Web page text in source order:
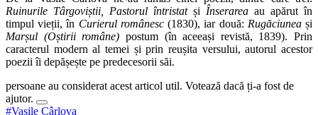
Ruinurile Târgoviștii, Pastorul întristatși Înserarea au apărut în
timpul vieții, în Curierul românesc(1830), iar două: Rugăciuneași
Marșul (Oștirii române) postum (în aceeași revistă, 1839). Prin
caracterul modern al temei și prin reușita versului, autorul acestor
poezii îi depășește pe predecesorii săi.
persoane au considerat acest articol util. Votează dacă ți-a fost de
ajutor.
#Vasile Cârlova